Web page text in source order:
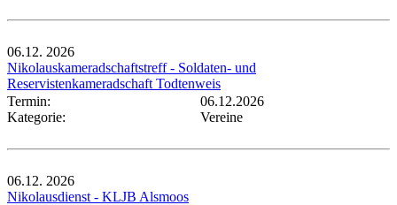
06.12. 2026
Nikolauskameradschaftstreff - Soldaten- und
Reservistenkameradschaft Todtenweis
Termin:
06.12.2026
Kategorie:
Vereine
06.12. 2026
Nikolausdienst - KLJB Alsmoos